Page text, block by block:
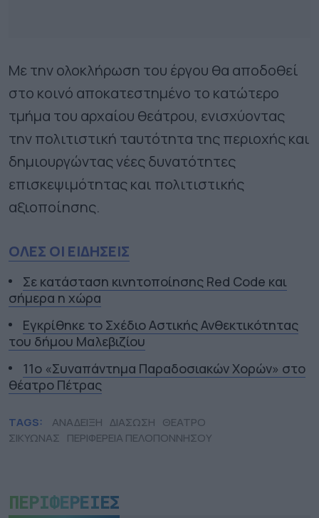
Με την ολοκλήρωση του έργου θα αποδοθεί
στο κοινό αποκατεστημένο το κατώτερο
τμήμα του αρχαίου θεάτρου, ενισχύοντας
την πολιτιστική ταυτότητα της περιοχής και
δημιουργώντας νέες δυνατότητες
επισκεψιμότητας και πολιτιστικής
αξιοποίησης.
ΟΛΕΣ ΟΙ ΕΙΔΗΣΕΙΣ
Σε κατάσταση κινητοποίησης Red Code και
σήμερα η χώρα
Εγκρίθηκε το Σχέδιο Αστικής Ανθεκτικότητας
του δήμου Μαλεβιζίου
11ο «Συναπάντημα Παραδοσιακών Χορών» στο
θέατρο Πέτρας
TAGS: ΑΝΑΔΕΙΞΗ ΔΙΑΣΩΣΗ ΘΕΑΤΡΟ
ΣΙΚΥΩΝΑΣ ΠΕΡΙΦΕΡΕΙΑ ΠΕΛΟΠΟΝΝΗΣΟΥ
ΠΕΡΙΦΕΡΕΙΕΣ